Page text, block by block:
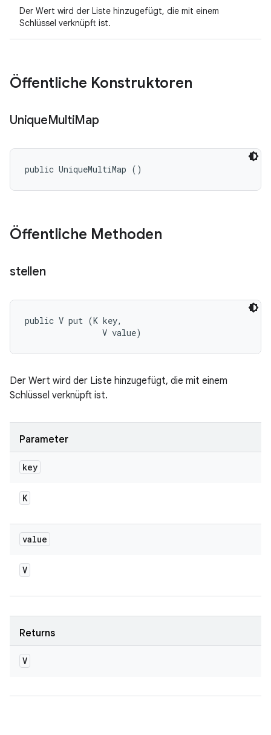
Der Wert wird der Liste hinzugefügt, die mit einem
Schlüssel verknüpft ist.
Öffentliche Konstruktoren
UniqueMultiMap
public UniqueMultiMap ()
Öffentliche Methoden
stellen
public V put (K key,
                V value)
Der Wert wird der Liste hinzugefügt, die mit einem
Schlüssel verknüpft ist.
Parameter
key
K
value
V
Returns
V